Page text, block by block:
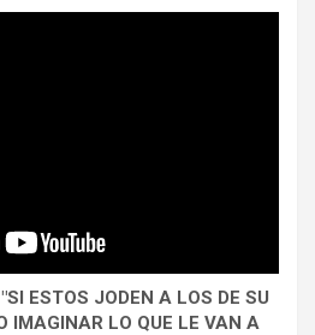
ESTOS JODEN A LOS DE SU
IMAGINAR LO QUE LE VAN A